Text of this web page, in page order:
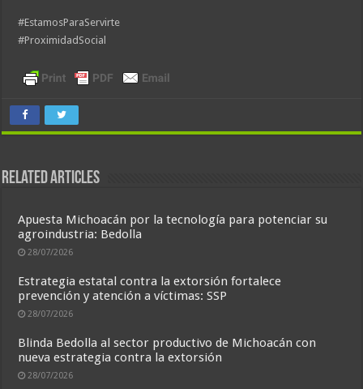
#EstamosParaServirte
#ProximidadSocial
Related Articles
Apuesta Michoacán por la tecnología para potenciar su
agroindustria: Bedolla
28/07/2026
Estrategia estatal contra la extorsión fortalece
prevención y atención a víctimas: SSP
28/07/2026
Blinda Bedolla al sector productivo de Michoacán con
nueva estrategia contra la extorsión
28/07/2026